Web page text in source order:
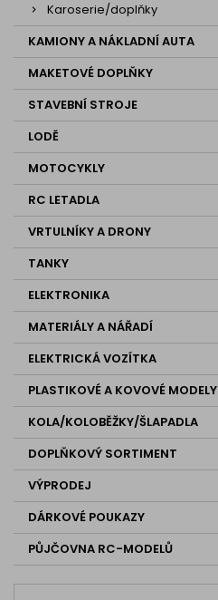
Karoserie/doplňky
KAMIONY A NÁKLADNÍ AUTA
MAKETOVÉ DOPLŇKY
STAVEBNÍ STROJE
LODĚ
MOTOCYKLY
RC LETADLA
VRTULNÍKY A DRONY
TANKY
ELEKTRONIKA
MATERIÁLY A NÁŘADÍ
ELEKTRICKÁ VOZÍTKA
PLASTIKOVÉ A KOVOVÉ MODELY
KOLA/KOLOBĚŽKY/ŠLAPADLA
DOPLŇKOVÝ SORTIMENT
VÝPRODEJ
DÁRKOVÉ POUKAZY
PŮJČOVNA RC-MODELŮ